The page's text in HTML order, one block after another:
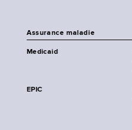
Assurance maladie
Medicaid
EPIC